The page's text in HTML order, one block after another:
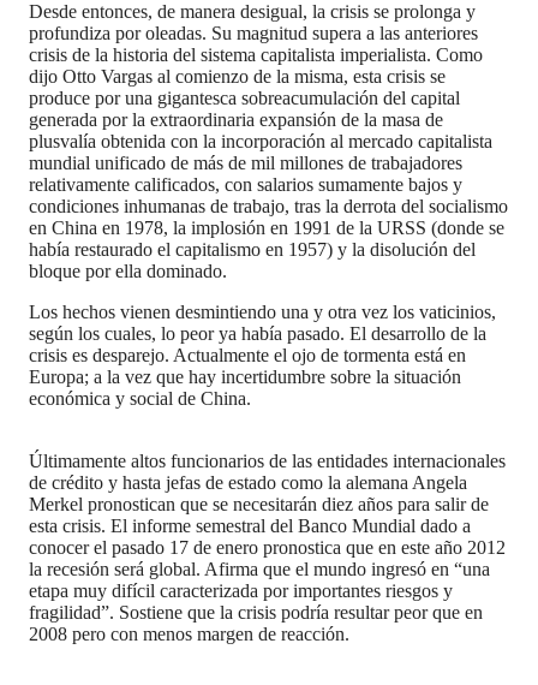
Desde entonces, de manera desigual, la crisis se prolonga y
profundiza por oleadas. Su magnitud supera a las anteriores
crisis de la historia del sistema capitalista imperialista. Como
dijo Otto Vargas al comienzo de la misma, esta crisis se
produce por una gigantesca sobreacumulación del capital
generada por la extraordinaria expansión de la masa de
plusvalía obtenida con la incorporación al mercado capitalista
mundial unificado de más de mil millones de trabajadores
relativamente calificados, con salarios sumamente bajos y
condiciones inhumanas de trabajo, tras la derrota del socialismo
en China en 1978, la implosión en 1991 de la URSS (donde se
había restaurado el capitalismo en 1957) y la disolución del
bloque por ella dominado.
Los hechos vienen desmintiendo una y otra vez los vaticinios,
según los cuales, lo peor ya había pasado. El desarrollo de la
crisis es desparejo. Actualmente el ojo de tormenta está en
Europa; a la vez que hay incertidumbre sobre la situación
económica y social de China.
Últimamente altos funcionarios de las entidades internacionales
de crédito y hasta jefas de estado como la alemana Angela
Merkel pronostican que se necesitarán diez años para salir de
esta crisis. El informe semestral del Banco Mundial dado a
conocer el pasado 17 de enero pronostica que en este año 2012
la recesión será global. Afirma que el mundo ingresó en “una
etapa muy difícil caracterizada por importantes riesgos y
fragilidad”. Sostiene que la crisis podría resultar peor que en
2008 pero con menos margen de reacción.